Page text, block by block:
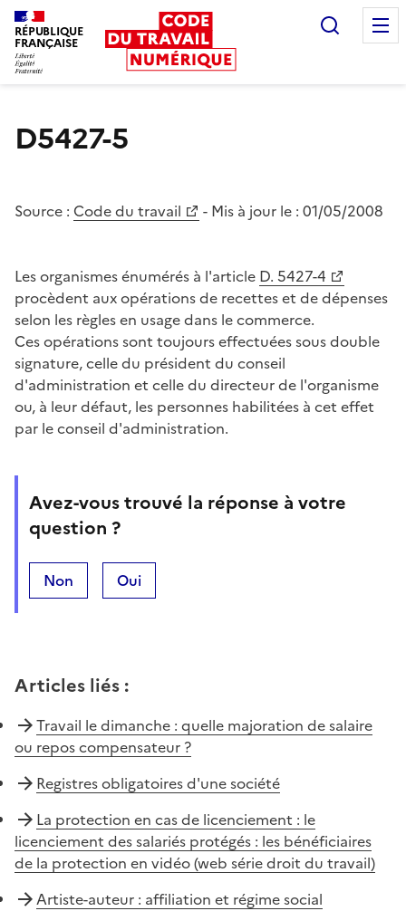
RÉPUBLIQUE
FRANÇAISE
D5427-5
Source : Code du travail - Mis à jour le : 01/05/2008
Les organismes énumérés à l'article D. 5427-4
procèdent aux opérations de recettes et de dépenses
selon les règles en usage dans le commerce.
Ces opérations sont toujours effectuées sous double
signature, celle du président du conseil
d'administration et celle du directeur de l'organisme
ou, à leur défaut, les personnes habilitées à cet effet
par le conseil d'administration.
Avez-vous trouvé la réponse à votre
question ?
Non Oui
Articles liés :
Travail le dimanche : quelle majoration de salaire
ou repos compensateur ?
Registres obligatoires d'une société
La protection en cas de licenciement : le
licenciement des salariés protégés : les bénéficiaires
de la protection en vidéo (web série droit du travail)
Artiste-auteur : affiliation et régime social